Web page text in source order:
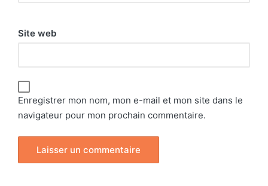
Site web
Enregistrer mon nom, mon e-mail et mon site dans le
navigateur pour mon prochain commentaire.